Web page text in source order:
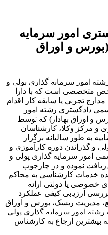
امور سرمایه
(بورس و اوراق
امور سرمایه گذاری پولی و
متخصصی است که با دارا
تجربی یا سابقه کار اقدام
دادگستری رشته امور
و اوراق بهادار) که توسط
و مرکز وکلا، کارشناسان
به طور سالیانه برگزار
و گذراندن دوره کارآموزی و
امور سرمایه گذاری پولی و
دریافت نموده و در چارچوب
خدمات کارشناسی به محاکم
خصوصی یا دولتی ارائه
ارزیابی کیفی عملکرد
مدیریت ریسک، بورس و اوراق
رشته امور سرمایه گذاری پولی
بیشترین ارجاع به کارشناس